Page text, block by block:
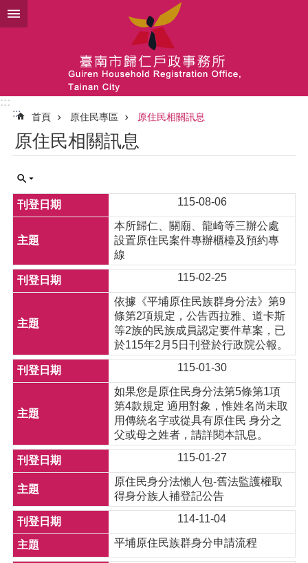
跳到主要內容區塊
:::
:::
首頁 原住民專區 原住民相關訊息
原住民相關訊息
115-08-06
本所歸仁、關廟、龍崎等三辦公處
設置原住民案件專辦櫃檯及預約專
線
115-02-25
依據《平埔原住民族群身分法》第9
條第2項規定，公告西拉雅、道卡斯
等2族的民族成員認定要件草案，已
於115年2月5日刊登於行政院公報。
115-01-30
如果您是原住民身分法第5條第1項
第4款規定 適用對象，惟姓名尚未取
用傳統名字或從具有原住民 身分之
父或母之姓者，請詳閱本訊息。
115-01-27
原住民身分法懶人包-舊法監護權取
得身分族人補登記公告
114-11-04
平埔原住民族群身分申請流程